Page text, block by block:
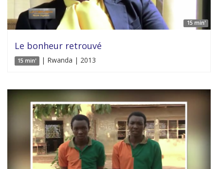
15 min'
Le bonheur retrouvé
15 min' | Rwanda | 2013